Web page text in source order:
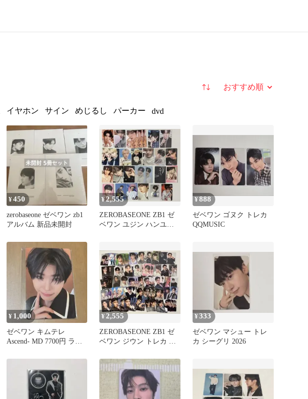
並び替え
イヤホン サイン めじるし パーカー dvd
¥450
zerobaseone ゼベワン zb1
アルバム 新品未開封
¥2,555
ZEROBASEONE ZB1 ゼ
ベワン ユジン ハンユジ
¥888
ゼベワン ゴヌク トレカ
QQMUSIC
¥ 1,000
ゼベワン キムテレ
Ascend- MD 7700円 ラン
¥2,555
ZEROBASEONE ZB1 ゼ
ベワン ジウン トレカ セ
¥333
ゼベワン マシュー トレ
カ シーグリ 2026